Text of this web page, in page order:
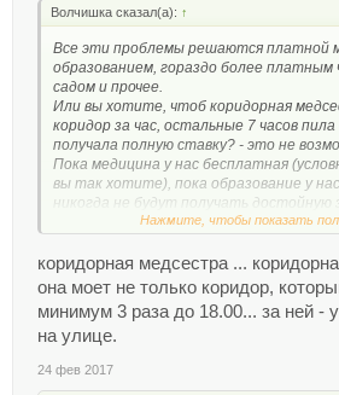
Волчишка сказал(а): ↑
Все эти проблемы решаются платной
образованием, гораздо более платным
садом и прочее.
Или вы хотите, чтоб коридорная
коридор за час, остальные 7 часов пила
получала полную ставку? - это не
Пока медицина у нас бесплатная
вы так хотите), пока образование у
никогда не будут получать достойную
медсестры, ни нянечки в дет. саду.
Платную школу с уборщицей и мед.
ставку или бесплатную школу с
раз в неделю и уборку будут делать
Вопрос даже не так нужно ставить,
основная масса людей?
Нажмите, чтобы показать
коридорная медсестра ...
она моет не только коридор,
минимум 3 раза до 18.00... за ней -
на улице.
24 фев 2017